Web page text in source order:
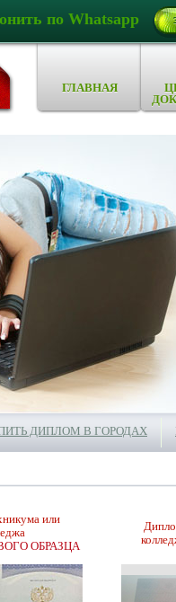
по Whatsapp
ГЛАВНАЯ
ДИПЛОМ В ГОРОДАХ
или
ОБРАЗЦА